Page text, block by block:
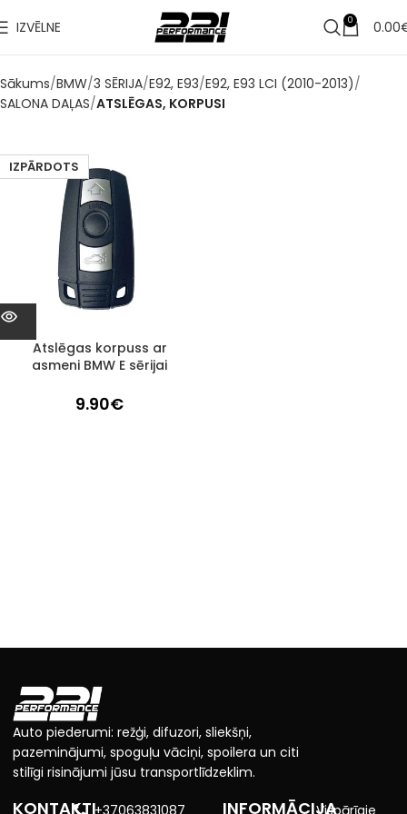
IZVĒLNE 0 0.00
Sākums BMW 3 SĒRIJA E92, E93 E92, E93 LCI (2010-2013)
SALONA DAĻAS ATSLĒGAS, KORPUSI
IZPĀRDOTS
Atslēgas korpuss ar
asmeni BMW E sērijai
9.90€
Auto piederumi: režģi, difuzori, sliekšņi,
pazeminājumi, spoguļu vāciņi, spoilera un citi
stilīgi risinājumi jūsu transportlīdzeklim.
KONTAKTI+37063831087 INFORMĀCIJAVispārīgie